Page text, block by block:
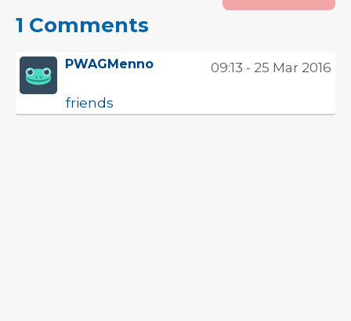
1 Comments
PWAGMenno 09:13 - 25 Mar 2016
friends